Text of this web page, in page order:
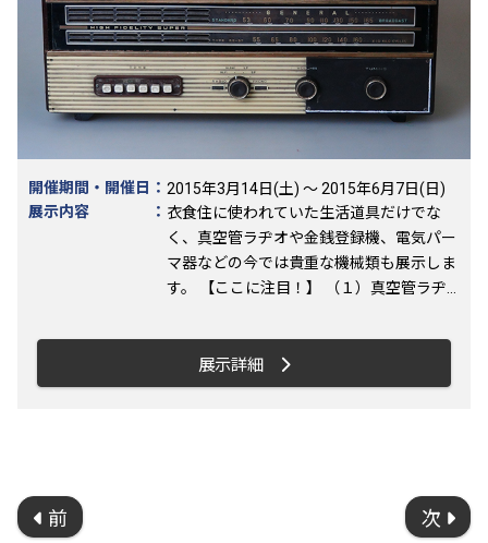
していない標本も含めて、様々な標本を見
ることができます。中でも、展示入口をア
ーチ状に飾る様々な標本群は、近世ヨーロ
ッパで流行し、今日の博物館の前身といわ
れる「不思議の部屋（ヴンダーカンマ
ー）」をイメージしました。 チリクワガ
タ オオルリアゲハ 肉食恐竜コエロフィシ
スのレプリカ 展示解説 平成27年7月4日
（土） （動物・植物） 平成27年8月16日
（日） （地学・昆虫） 14:00～15:00（参
加自由） ワークショップ 平成27年7月26
日（日） 14:00～16:00（参加自由） 博物
と意義を学芸員が解説し、会場の皆様と一
緒に「残したい横須賀の自然」について考
えます。 A4版チラシのPDFファイルをダ
開催期間・開催日 ： 2015年3月14日(土) ～ 2015年6月7日(日)
展示内容
： 衣食住に使われていた生活道具だけでな
く、真空管ラヂオや金銭登録機、電気パー
マ器などの今では貴重な機械類も展示しま
す。 【ここに注目！】 （１）真空管ラヂ
ずらしい真空管ラヂオ、初期の電気炊飯器
などの家電製品を展示します。 （２）赤・
黒・黄色のダイヤル式電話は電子管式電卓
年ほど前に発売され、未使用のまま保存さ
れていた調味料やジュース類なども展示し
展示詳細
前 次